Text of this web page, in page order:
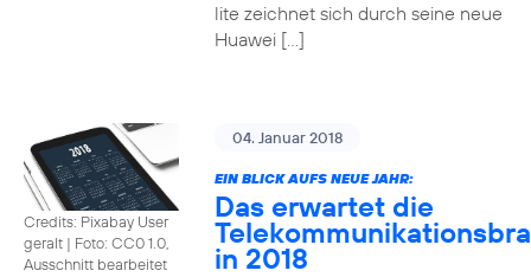
lite zeichnet sich durch seine neue
Huawei […]
Credits: Pixabay User
geralt | Foto: CC0 1.0,
Ausschnitt bearbeitet
04. Januar 2018
EIN BLICK AUFS NEUE JAHR:
Das erwartet die
in 2018